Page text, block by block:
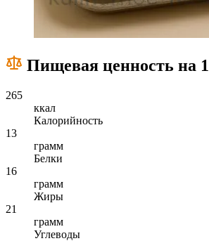
Пищевая ценность на
265
ккал
Калорийность
13
грамм
Белки
16
грамм
Жиры
21
грамм
Углеводы